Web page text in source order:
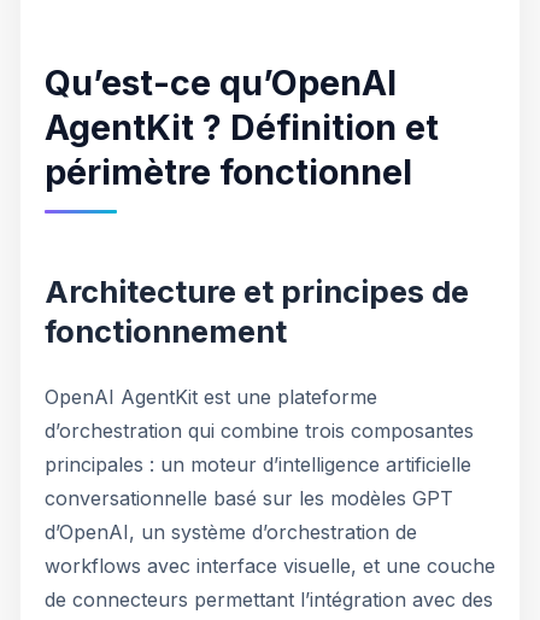
Qu’est-ce qu’OpenAI
AgentKit ? Définition et
périmètre fonctionnel
Architecture et principes de
fonctionnement
OpenAI AgentKit est une plateforme
d’orchestration qui combine trois composantes
principales : un moteur d’intelligence artificielle
conversationnelle basé sur les modèles GPT
d’OpenAI, un système d’orchestration de
workflows avec interface visuelle, et une couche
de connecteurs permettant l’intégration avec des